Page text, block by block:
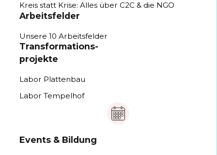
Kreis statt Krise: Alles über C2C & die NGO
Arbeitsfelder
Unsere 10 Arbeitsfelder
Transformations-
projekte
Labor Plattenbau
Labor Tempelhof
Events & Bildung